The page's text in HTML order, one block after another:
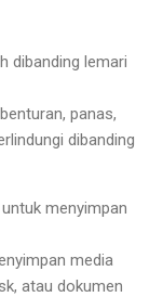
dibanding lemari
panas,
dibanding
menyimpan
media
atau dokumen